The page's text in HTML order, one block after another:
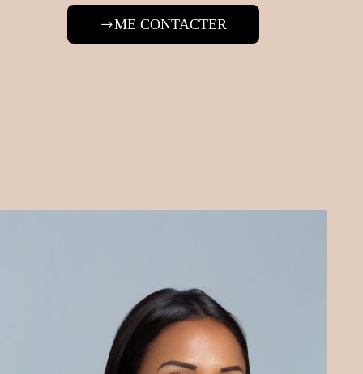
ME CONTACTER